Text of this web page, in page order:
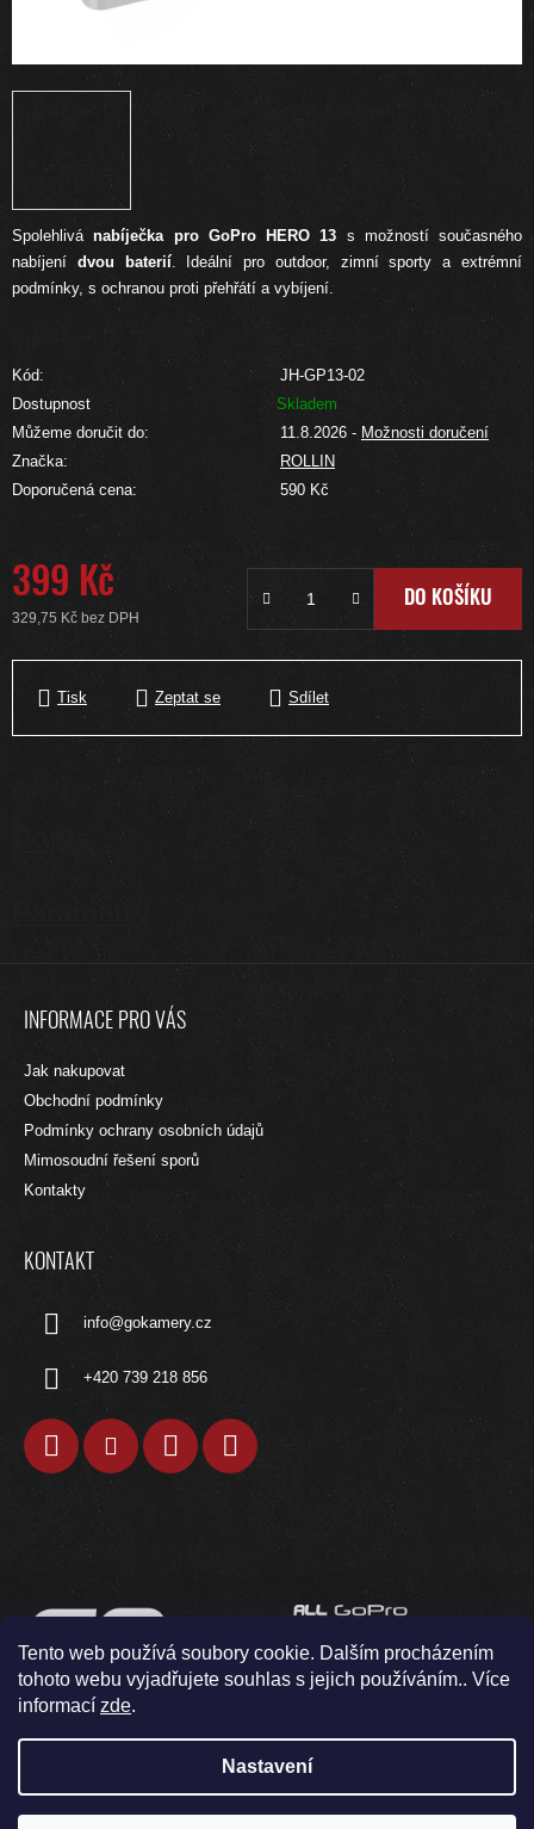
Tento web používá soubory cookie. Dalším procházením
tohoto webu vyjadřujete souhlas s jejich používáním.. Více
informací zde.
Nastavení
Spolehlivánabíječka pro GoPro HERO 13 s možností současného
nabíjení dvou baterií. Ideální pro outdoor, zimní sporty a extrémní
podmínky, s ochranou proti přehřátí a vybíjení.
Kód:
JH-GP13-02
Dostupnost
Skladem
Můžeme doručit do:
11.8.2026 - Možnosti doručení
Značka:
ROLLIN
Doporučená cena:
590 Kč
399 Kč
329,75 Kč bez DPH
DO KOŠÍKU
Tisk Zeptat se Sdílet
INFORMACE PRO VÁS
Jak nakupovat
Obchodní podmínky
Podmínky ochrany osobních údajů
Mimosoudní řešení sporů
Kontakty
KONTAKT
info@gokamery.cz
+420 739 218 856